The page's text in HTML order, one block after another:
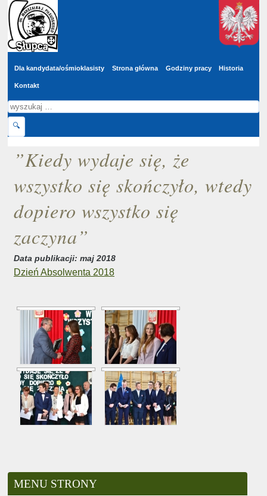
Przejdź do głównej treści
Dla kandydata/ośmioklasisty Strona główna Godziny pracy Historia
Kontakt
Wyszukaj
w
serwisie
Szukaj
🔍
”Kiedy wydaje się, że
wszystko się skończyło, wtedy
dopiero wszystko się
zaczyna”
Data publikacji: maj 2018
Dzień Absolwenta 2018
MENU STRONY